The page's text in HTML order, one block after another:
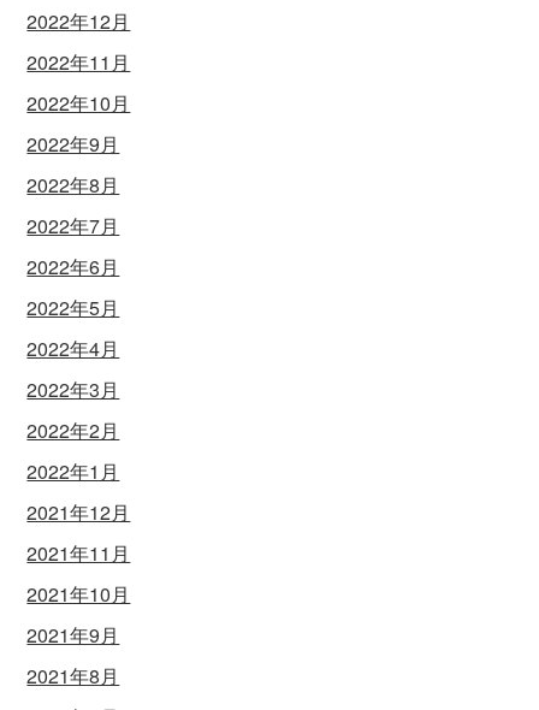
2022年12月
2022年11月
2022年10月
2022年9月
2022年8月
2022年7月
2022年6月
2022年5月
2022年4月
2022年3月
2022年2月
2022年1月
2021年12月
2021年11月
2021年10月
2021年9月
2021年8月